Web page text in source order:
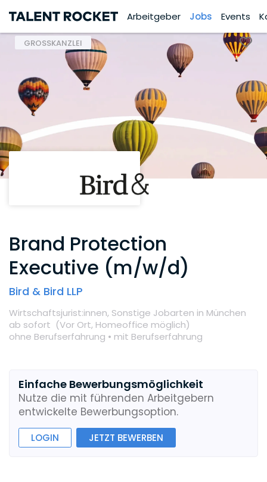
Arbeitgeber Jobs Events
GROSSKANZLEI
Brand Protection
Executive (m/w/d)
Bird & Bird LLP
Wirtschaftsjurist:innen, Sonstige Jobarten in München
ab sofort (Vor Ort, Homeoffice möglich)
ohne Berufserfahrung • mit Berufserfahrung
Einfache Bewerbungsmöglichkeit
Nutze die mit führenden Arbeitgebern
entwickelte Bewerbungsoption.
LOGIN JETZT BEWERBEN